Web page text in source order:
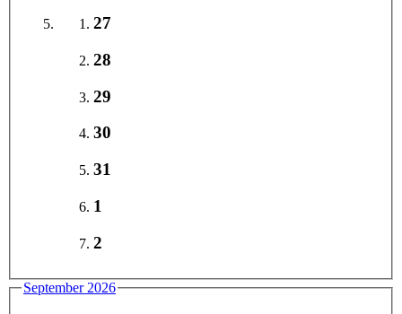
27
28
29
30
31
1
2
September 2026